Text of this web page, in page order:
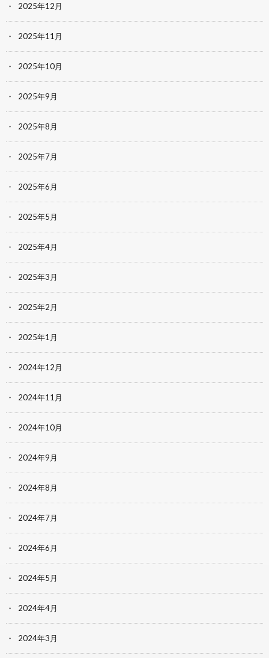
2025年12月
2025年11月
2025年10月
2025年9月
2025年8月
2025年7月
2025年6月
2025年5月
2025年4月
2025年3月
2025年2月
2025年1月
2024年12月
2024年11月
2024年10月
2024年9月
2024年8月
2024年7月
2024年6月
2024年5月
2024年4月
2024年3月